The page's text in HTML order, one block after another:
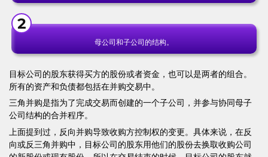
母公司和子公司的结构。
目标公司的股东获得买方的股份或者资金，也可以是两者的组合。
所有的资产和负债都包括在并购交易中。
三角并购是指为了完成交易而创建的一个子公司，并参与协同母子
公司结构的合并程序。
上面提到过，反向并购导致收购方控制权的变更。具体来说，在反
向或反三角并购中，目标公司的股东用他们的股份去换取收购公司